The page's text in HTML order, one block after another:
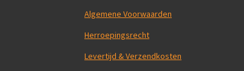
Algemene Voorwaarden
Herroepingsrecht
Levertijd & Verzendkosten